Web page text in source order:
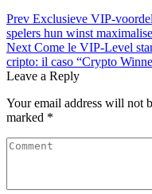
Post
navigation
Prev Exclusieve
spelers hun winst
Next Come le VIP‑Level
cripto: il caso “Crypto
Leave a Reply
Your email address will not
marked *